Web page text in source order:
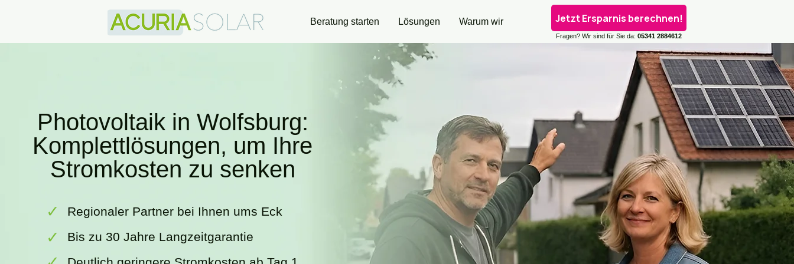
Beratung starten Lösungen Warum wir Jetzt Ersparnis berechnen!
Fragen? Wir sind für Sie da: 05341 2884612
Photovoltaik in Wolfsburg:
Komplettlösungen, um Ihre
Stromkosten zu senken
✓
✓
Regionaler Partner bei Ihnen ums Eck
Bis zu 30 Jahre Langzeitgarantie